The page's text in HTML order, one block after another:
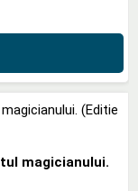
magicianului.